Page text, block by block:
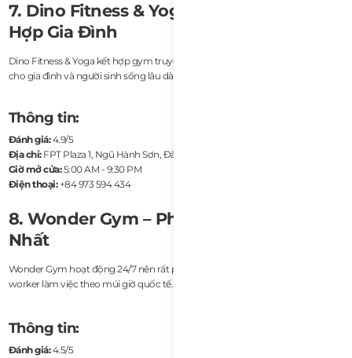
7. Dino Fitness & Yoga – Phòng Gym Phù
Hợp Gia Đình
Dino Fitness & Yoga kết hợp gym truyền thống với yoga và wellness, phù hợp
cho gia đình và người sinh sống lâu dài tại khu vực FPT City.
Thông tin:
Đánh giá:4.9/5
Địa chỉ:FPT Plaza 1, Ngũ Hành Sơn, Đà Nẵng
Giờ mở cửa:5:00 AM - 9:30 PM
Điện thoại:+84 973 594 434
8. Wonder Gym – Phòng Gym 24 Giờ Tốt
Nhất
Wonder Gym hoạt động 24/7 nên rất phù hợp với freelancer và remote
worker làm việc theo múi giờ quốc tế.
Thông tin:
Đánh giá:4.5/5